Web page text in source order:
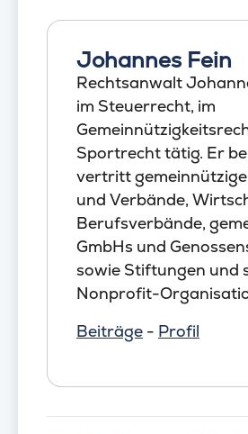
Johannes Fein
Rechtsanwalt
im Steuerrecht, im
Sportrecht tätig. Er
vertritt
und Verbände,
Berufsverbände,
GmbHs und
sowie Stiftungen und
Nonprofit-
Beiträge - Profil